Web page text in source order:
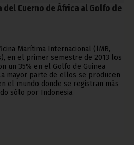
Cuerno de África al Golfo de
Marítima Internacional (lMB,
en el primer semestre de 2013 los
un 35% en el Golfo de Guinea
mayor parte de ellos se producen
el mundo donde se registran más
sólo por Indonesia.